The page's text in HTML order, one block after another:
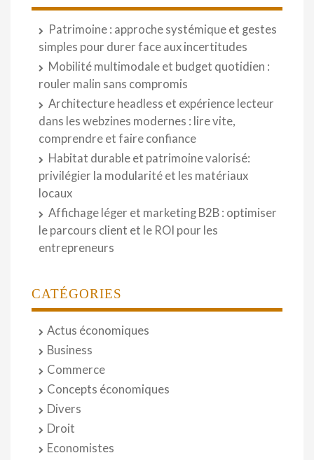
Patrimoine : approche systémique et gestes
simples pour durer face aux incertitudes
Mobilité multimodale et budget quotidien :
rouler malin sans compromis
Architecture headless et expérience lecteur
dans les webzines modernes : lire vite,
comprendre et faire confiance
Habitat durable et patrimoine valorisé:
privilégier la modularité et les matériaux
locaux
Affichage léger et marketing B2B : optimiser
le parcours client et le ROI pour les
entrepreneurs
CATÉGORIES
Actus économiques
Business
Commerce
Concepts économiques
Divers
Droit
Economistes